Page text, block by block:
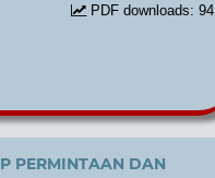
PDF downloads: 94
PERMINTAAN DAN